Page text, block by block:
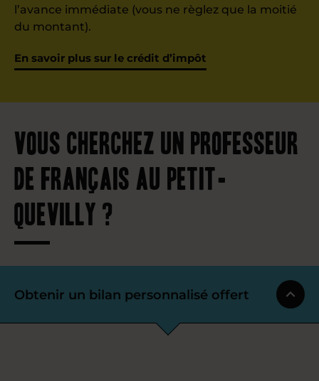
l’avance immédiate (vous ne règlez que la moitié
du montant).
En savoir plus sur le crédit d’impôt
Vous cherchez un professeur
de français au Petit-
Quevilly ?
Obtenir un bilan personnalisé offert